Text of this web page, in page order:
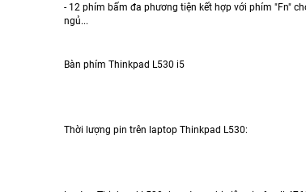
- 12 phím bấm đa phương tiện kết hợp với phím "Fn"
ngủ...
Bàn phím Thinkpad L530 i5
Thời lượng pin trên laptop Thinkpad L530: